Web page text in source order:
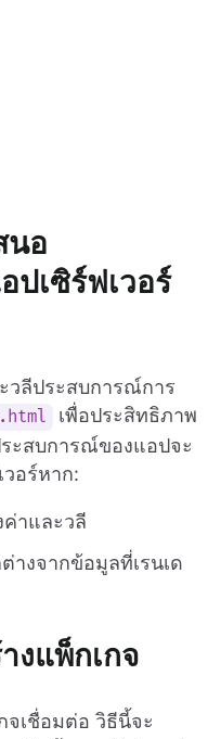
นอ
เซิร์ฟเวอร์
วลีประสบการณ์การ
เพื่อประสิทธิภาพ
ะสบการณ์ของแอปจะ
อร์หาก:
ค่าและวลี
างจากข้อมูลที่เรนเด
งแพ็กเกจ
จเชื่อมต่อ วิธีนี้จะ